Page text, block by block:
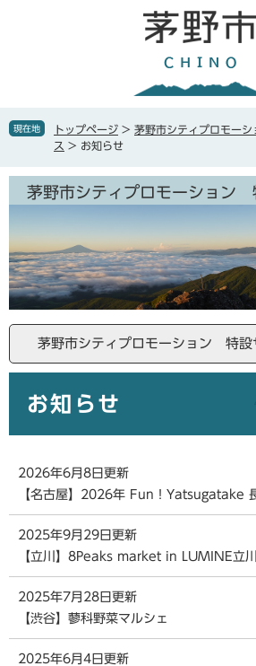
で
ば
本
現在地 トップページ > 茅野市シティプロモー
ス > お知らせ
茅野市シティプロモーション
茅野市シティプロモーション 特設
お知らせ
2026年6月8日更新
【名古屋】2026年 Fun！Yatsugatake
2025年9月29日更新
【立川】8Peaks market in LUMINE立川
2025年7月28日更新
【渋谷】蓼科野菜マルシェ
2025年6月4日更新